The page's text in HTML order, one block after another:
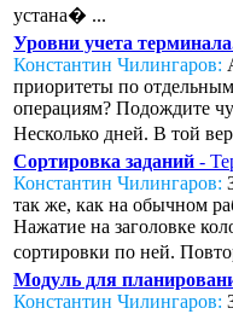
устана� ...
Уровни учета
Константин Чилингаров:
приоритеты по
операциям? Подождите
Несколько дней. В той
Сортировка заданий -
Константин Чилингаров:
так же, как на обычном
Нажатие на заголовке
сортировки по ней.
Модуль для
Константин Чилингаров: